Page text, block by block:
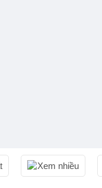
Xem nhiều